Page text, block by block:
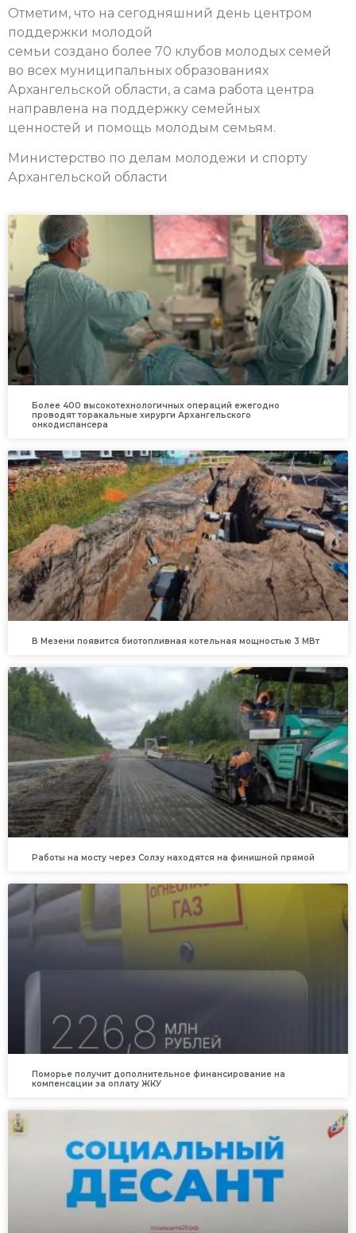
Отметим, что на сегодняшний день центром
поддержки молодой
семьи создано более 70 клубов молодых семей
во всех муниципальных образованиях
Архангельской области, а сама работа центра
направлена на поддержку семейных
ценностей и помощь молодым семьям.
Министерство по делам молодежи и спорту
Архангельской области
Более 400 высокотехнологичных операций ежегодно
проводят торакальные хирурги Архангельского
онкодиспансера
В Мезени появится биотопливная котельная мощностью 3 МВт
Работы на мосту через Солзу находятся на финишной прямой
Поморье получит дополнительное финансирование на
компенсации за оплату ЖКУ